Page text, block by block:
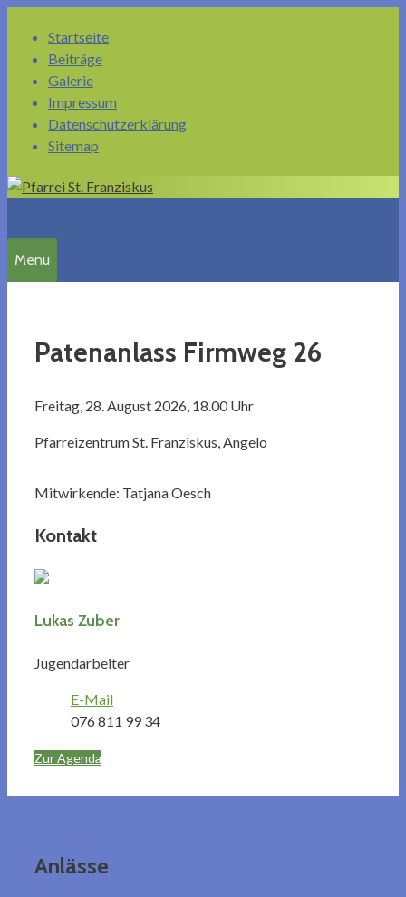
Inhalt
Startseite
Beiträge
Galerie
Impressum
Datenschutzerklärung
Sitemap
Menu
Patenanlass Firmweg 26
Freitag, 28. August 2026, 18.00 Uhr
Pfarreizentrum St. Franziskus, Angelo
Mitwirkende: Tatjana Oesch
Kontakt
Lukas Zuber
Jugendarbeiter
E-Mail
076 811 99 34
Zur Agenda
Anlässe